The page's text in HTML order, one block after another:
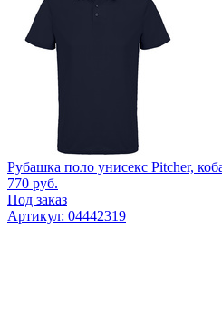
Рубашка поло унисекс Pitcher,
770 руб.
Под заказ
Артикул: 04442319